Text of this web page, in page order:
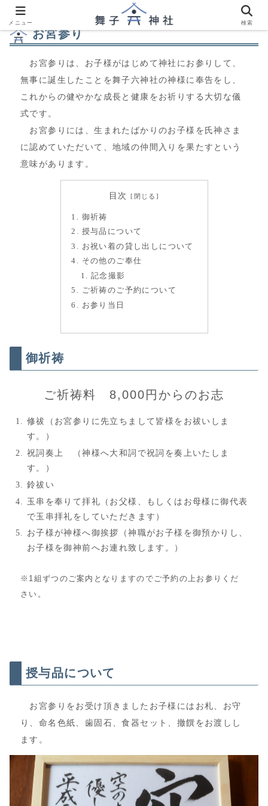
お宮参り
お宮参りは、お子様がはじめて神社にお参りして、
無事に誕生したことを舞子六神社の神様に奉告をし、
これからの健やかな成長と健康をお祈りする大切な儀
式です。
お宮参りには、生まれたばかりのお子様を氏神さま
に認めていただいて、地域の仲間入りを果たすという
意味があります。
目次
御祈祷
授与品について
お祝い着の貸し出しについて
その他のご奉仕
記念撮影
ご祈祷のご予約について
お参り当日
御祈祷
ご祈祷料 8,000円からのお志
修祓（お宮参りに先立ちまして皆様をお祓いしま
す。）
祝詞奏上 （神様へ大和詞で祝詞を奏上いたしま
す。）
鈴祓い
玉串を奉りて拝礼（お父様、もしくはお母様に御代表
で玉串拝礼をしていただきます）
お子様が神様へ御挨拶（神職がお子様を御預かりし、
お子様を御神前へお連れ致します。）
※1組ずつのご案内となりますのでご予約の上お参りくだ
さい。
授与品について
お宮参りをお受け頂きましたお子様にはお札、お守
り、命名色紙、歯固石、食器セット、撤饌をお渡しし
ます。
メニュー 検索